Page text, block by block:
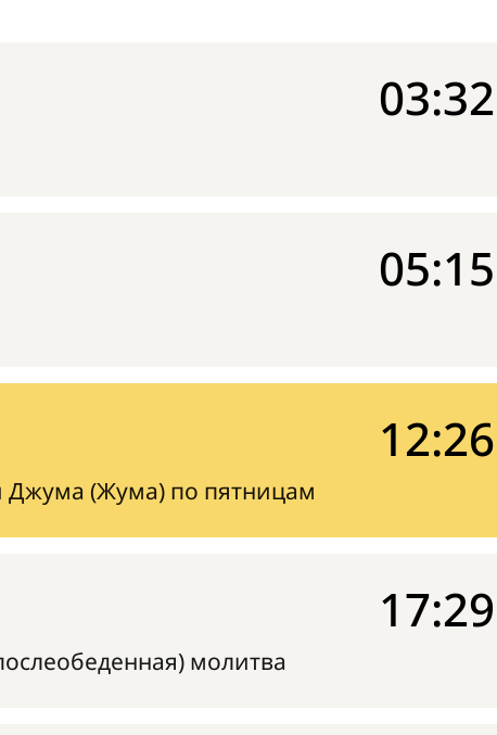
03:32
05:15
Джума (Жума) по пятницам
12:26
молитва
17:29